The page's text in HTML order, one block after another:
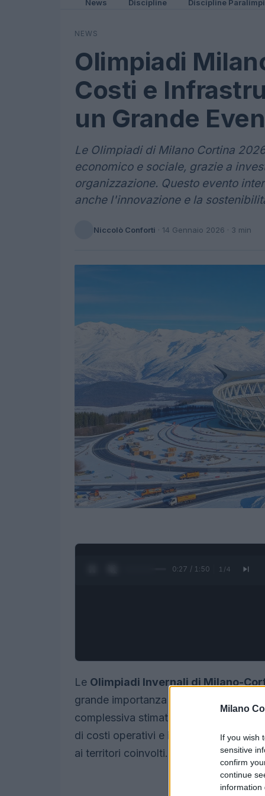
Milano
If you wish
sensitive
confirm
continue
information
News Discipline Discipline
NEWS
Olimpiadi
Costi e
un Grande
Le Olimpiadi di Milano Cortina
economico e sociale, grazie a
organizzazione. Questo evento
anche l'innovazione e la
Niccolò Conforti · 14 Gennaio 2026 · 3 min
0:28 / 1:50 1 /4
Le Olimpiadi Invernali di Milano-
grande importanza non solo sportiva,
complessiva stimata di circa 5,4
di costi operativi e investimenti in
ai territori coinvolti.